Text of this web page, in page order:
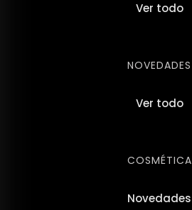
Ver todo
NOVEDADES
Ver todo
COSMÉTICA
Novedades